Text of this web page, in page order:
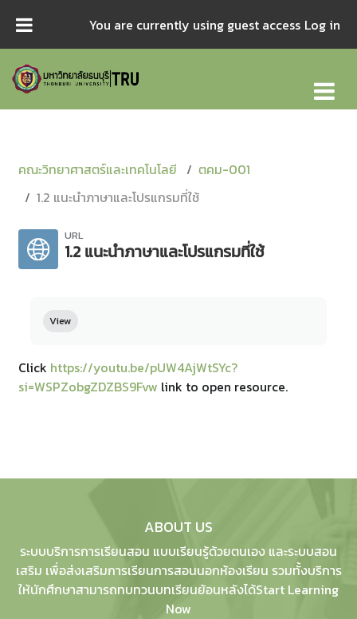
You are currently using guest access Log in
คณะวิทยาศาสตร์และเทคโนโลยี
ตคม-001
1.2 แนะนำภาษาและโปรแกรมที่ใช้
URL
1.2 แนะนำภาษาและโปรแกรมที่ใช้
View
Click https://youtu.be/pUW4AjWtSYc?
si=WSPZobgZDZBS9Fvw link to open resource.
ABOUT US
ระบบบริการการเรียนสอน แบบเรียนรู้ด้วยตนเอง และระบบสอน
เสริม เพื่อส่งเสริมการเรียนการสอนนอกห้องเรียน รวมทั้งบริการ
ให้นักศึกษาสามารถทบทวนบทเรียนย้อนหลังได้Start Learning
Now